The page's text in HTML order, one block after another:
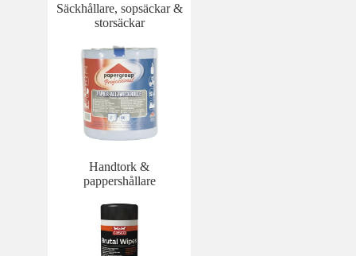
Säckhållare, sopsäckar &
storsäckar
Handtork &
pappershållare